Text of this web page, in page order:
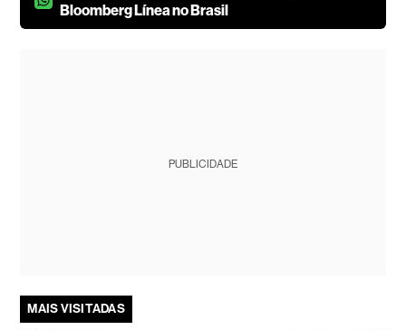
Bloomberg Línea no Brasil
PUBLICIDADE
MAIS VISITADAS